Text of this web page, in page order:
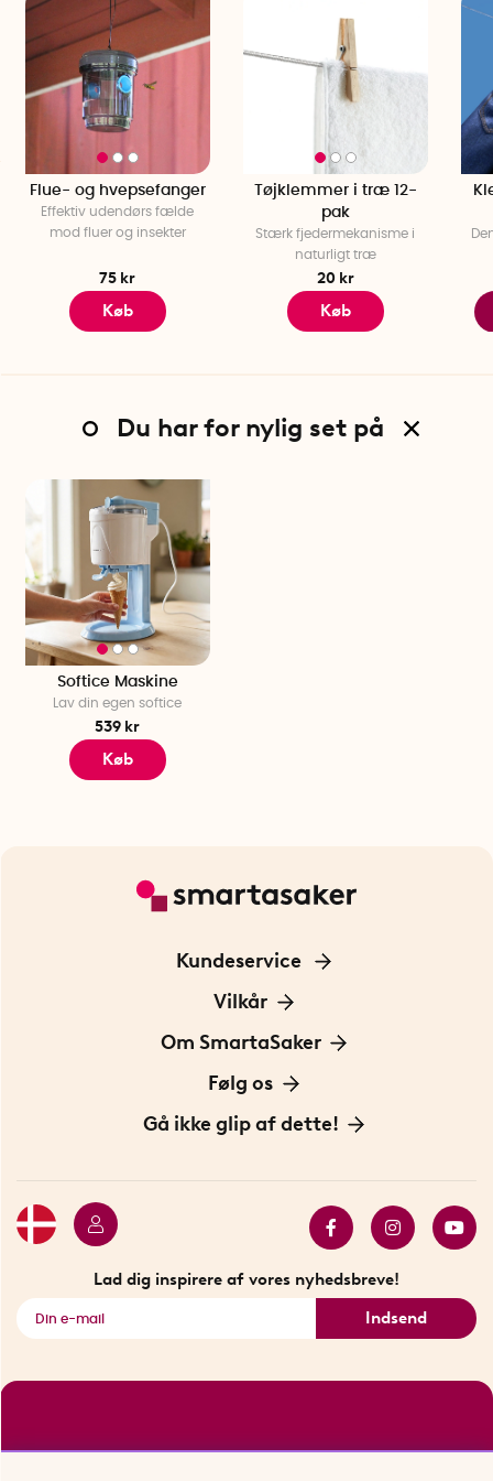
Højde: 31 cm
Dybde: 37 cm
Bredde: 24,5 cm
Kapacitet: 1 l
Effekt: 15 W
Flue- og hvepsefanger
Effektiv udendørs fælde
mod fluer og insekter
75 kr
Køb
Tøjklemmer i træ 12-
pak
Stærk fjedermekanisme i
naturligt træ
20 kr
Køb
Du har for nylig set på
Softice Maskine
Lav din egen softice
539 kr
Køb
Kundeservice
Kontakt os
Vilkår
Information om cookies
Privatlivspolitik
Om SmartaSaker
Om os
Vores historie
Følg os
Opfindere
Gå ikke glip af dette!
Se alle smarte produkter
Lad dig inspirere af vores nyhedsbreve!
Indsend